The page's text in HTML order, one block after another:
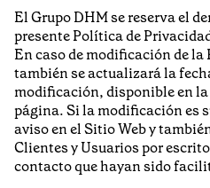
El Grupo DHM se reserva el
presente Política de
En caso de modificación de
también se actualizará la
modificación, disponible en la
página. Si la modificación es
aviso en el Sitio Web y
Clientes y Usuarios por
contacto que hayan sido